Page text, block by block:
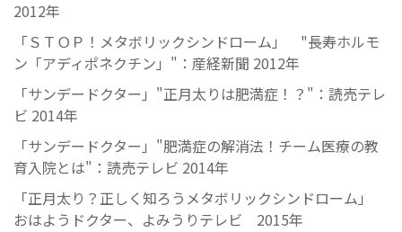
2012年
「ＳＴＯＰ！メタボリックシンドローム」 "長寿ホルモ
ン「アディポネクチン」"：産経新聞 2012年
「サンデードクター」"正月太りは肥満症！？"：読売テレ
ビ 2014年
「サンデードクター」"肥満症の解消法！チーム医療の教
育入院とは"：読売テレビ 2014年
「正月太り？正しく知ろうメタボリックシンドローム」
おはようドクター、よみうりテレビ 2015年